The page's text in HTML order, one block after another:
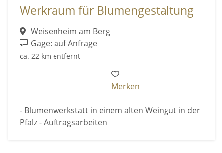
Werkraum für Blumengestaltung
Weisenheim am Berg
Gage: auf Anfrage
ca. 22 km entfernt
Merken
- Blumenwerkstatt in einem alten Weingut in der
Pfalz - Auftragsarbeiten